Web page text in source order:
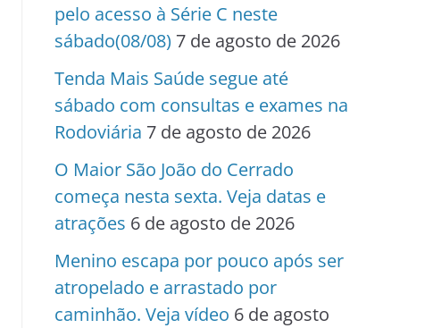
pelo acesso à Série C neste
sábado(08/08) 7 de agosto de 2026
Tenda Mais Saúde segue até
sábado com consultas e exames na
Rodoviária 7 de agosto de 2026
O Maior São João do Cerrado
começa nesta sexta. Veja datas e
atrações 6 de agosto de 2026
Menino escapa por pouco após ser
atropelado e arrastado por
caminhão. Veja vídeo 6 de agosto